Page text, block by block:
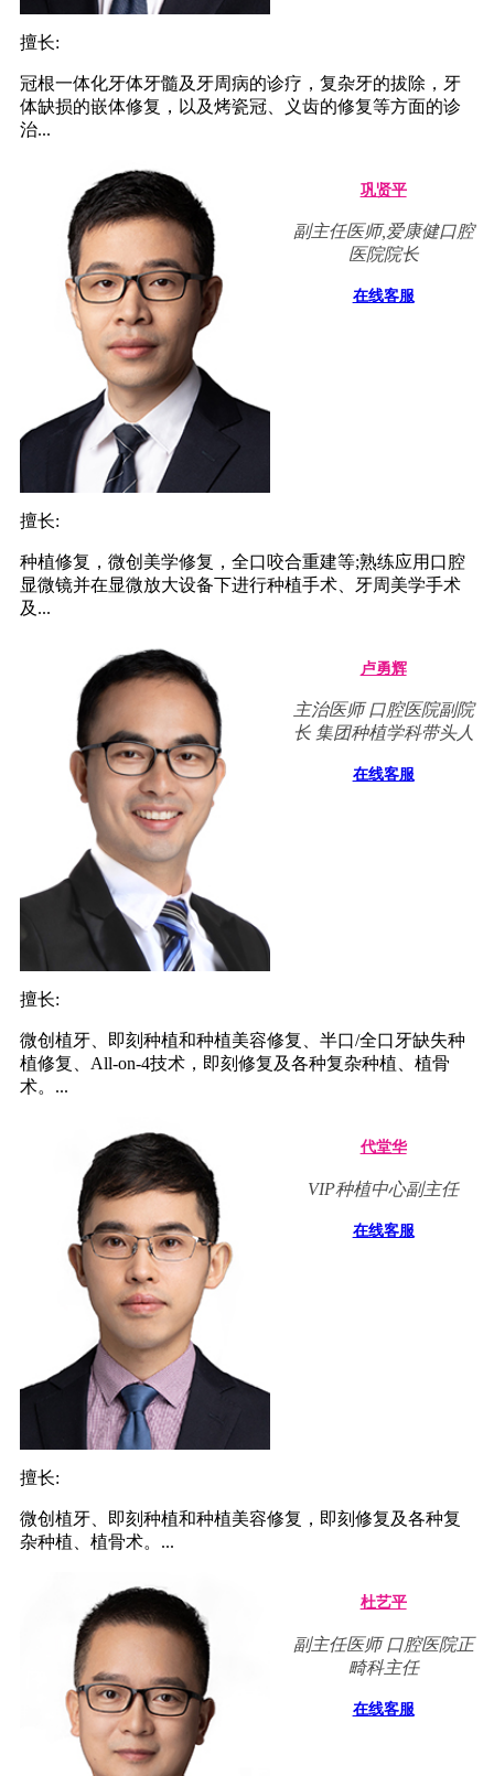
擅长:
冠根一体化牙体牙髓及牙周病的诊疗，复杂牙的拔除，牙
体缺损的嵌体修复，以及烤瓷冠、义齿的修复等方面的诊
治...
巩贤平
副主任医师,爱康健口腔
医院院长
在线客服
擅长:
种植修复，微创美学修复，全口咬合重建等;熟练应用口腔
显微镜并在显微放大设备下进行种植手术、牙周美学手术
及...
卢勇辉
主治医师 口腔医院副院
长 集团种植学科带头人
在线客服
擅长:
微创植牙、即刻种植和种植美容修复、半口/全口牙缺失种
植修复、All-on-4技术，即刻修复及各种复杂种植、植骨
术。...
代堂华
VIP种植中心副主任
在线客服
擅长:
微创植牙、即刻种植和种植美容修复，即刻修复及各种复
杂种植、植骨术。...
杜艺平
副主任医师 口腔医院正
畸科主任
在线客服